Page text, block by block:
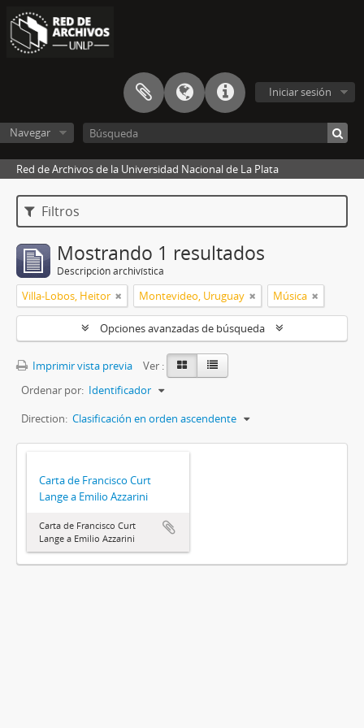
Iniciar sesión
Navegar
Red de Archivos de la Universidad Nacional de La Plata
Filtros
Mostrando 1 resultados
Descripción archivística
Villa-Lobos, Heitor Montevideo, Uruguay Música
Opciones avanzadas de búsqueda
Imprimir vista previa
Ver :
Ordenar por: Identificador
Direction: Clasificación en orden ascendente
Carta de Francisco Curt
Lange a Emilio Azzarini
Carta de Francisco Curt
Lange a Emilio Azzarini